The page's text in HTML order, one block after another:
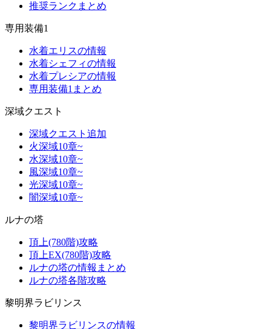
推奨ランクまとめ
専用装備1
水着エリスの情報
水着シェフィの情報
水着プレシアの情報
専用装備1まとめ
深域クエスト
深域クエスト追加
火深域10章~
水深域10章~
風深域10章~
光深域10章~
闇深域10章~
ルナの塔
頂上(780階)攻略
頂上EX(780階)攻略
ルナの塔の情報まとめ
ルナの塔各階攻略
黎明界ラビリンス
黎明界ラビリンスの情報